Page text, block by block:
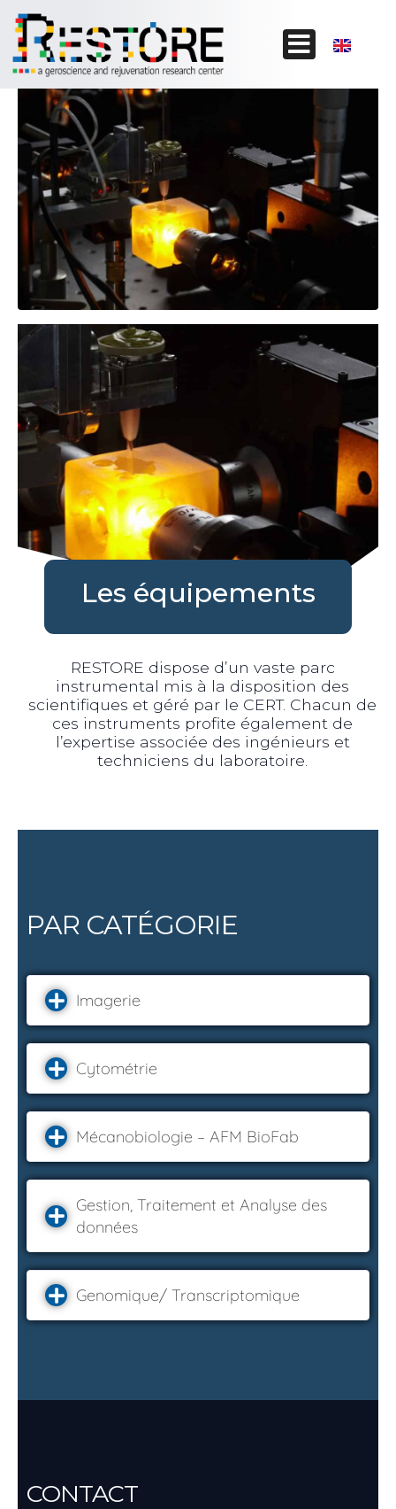
Les équipements
Les équipements
RESTORE dispose d’un vaste parc
instrumental mis à la disposition des
scientifiques et géré par le CERT. Chacun de
ces instruments profite également de
l’expertise associée des ingénieurs et
techniciens du laboratoire.
PAR CATÉGORIE
Imagerie
Cytométrie
Mécanobiologie – AFM BioFab
Gestion, Traitement et Analyse des
données
Genomique/ Transcriptomique
CONTACT